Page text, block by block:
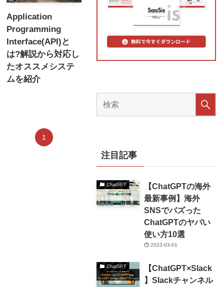
Application
Programming
Interface(API)と
は?解説から対応し
たオススメシステ
ムを紹介
1
注目記事
ChatGPT
【ChatGPTの海外
最新事例】海外
SNSでバズった
ChatGPTのヤバい
使い方10選
2023-03-01
ChatGPT
【ChatGPT×Slack
】Slackチャンネル